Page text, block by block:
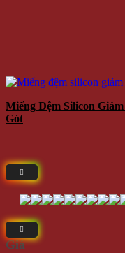
Miếng Đệm Silicon
Gót
Giá